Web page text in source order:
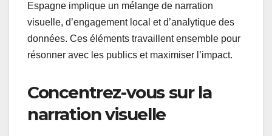
Espagne implique un mélange de narration
visuelle, d’engagement local et d’analytique des
données. Ces éléments travaillent ensemble pour
résonner avec les publics et maximiser l’impact.
Concentrez-vous sur la
narration visuelle